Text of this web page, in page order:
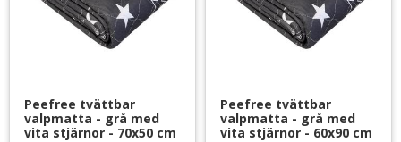
Peefree tvättbar
valpmatta - grå med
vita stjärnor - 70x50 cm
Peefree tvättbar
valpmatta - grå med
vita stjärnor - 60x90 cm